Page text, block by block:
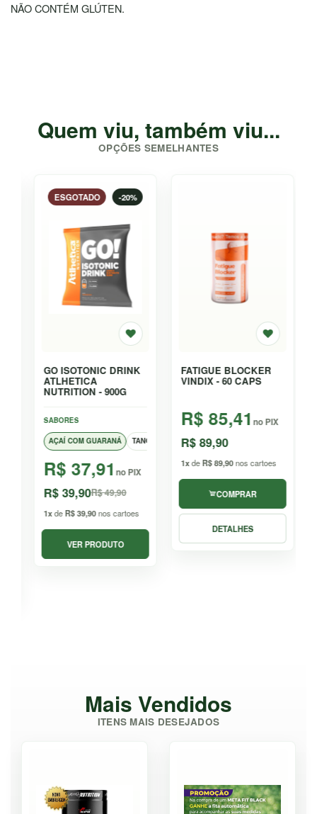
NÃO CONTÉM GLÚTEN.
Quem viu, também viu...
OPÇÕES SEMELHANTES
E GENGIBRE
-20%
ESGOTADO
GO ISOTONIC DRINK
ATLHETICA
NUTRITION - 900G
SABORES
AÇAÍ COM GUARANÁ TANGERINA LIMA LIMÃO
R$ 37,91 no PIX
R$ 39,90R$ 49,90
1xdeR$ 39,90nos cartoes
VER PRODUTO
FATIGUE BLOCKER
VINDIX - 60 CAPS
R$ 85,41 no PIX
R$ 89,90
1xdeR$ 89,90nos cartoes
COMPRAR
DETALHES
Mais Vendidos
ITENS MAIS DESEJADOS